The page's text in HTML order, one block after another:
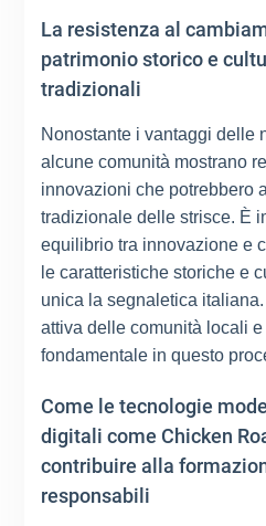
La resistenza al
patrimonio storico e
tradizionali
Nonostante i vantaggi delle
alcune comunità mostrano
innovazioni che potrebbero
tradizionale delle strisce. È
equilibrio tra innovazione e
le caratteristiche storiche e
unica la segnaletica
attiva delle comunità locali
fondamentale in questo
Come le tecnologie
digitali come Chicken
contribuire alla
responsabili